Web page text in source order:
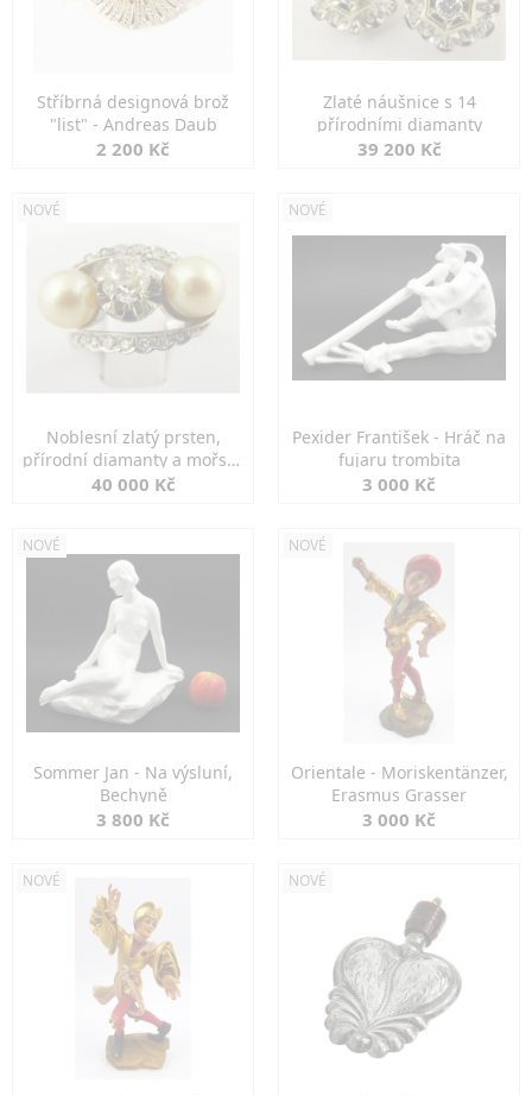
Stříbrná designová brož
"list" - Andreas Daub
2 200 Kč
Zlaté náušnice s 14
přírodními diamanty
39 200 Kč
NOVÉ
Noblesní zlatý prsten,
přírodní diamanty a mořské
perly
40 000 Kč
NOVÉ
Pexider František - Hráč na
fujaru trombita
3 000 Kč
NOVÉ
Sommer Jan - Na výsluní,
Bechyně
3 800 Kč
NOVÉ
Orientale - Moriskentänzer,
Erasmus Grasser
3 000 Kč
NOVÉ NOVÉ